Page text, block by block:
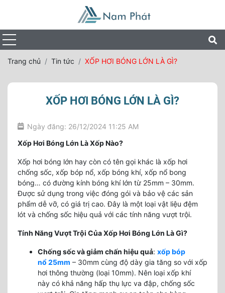
Trang chủ Tin tức XỐP HƠI BÓNG LỚN LÀ GÌ?
XỐP HƠI BÓNG LỚN LÀ GÌ?
Ngày đăng: 26/12/2024 11:25 AM
Xốp Hơi Bóng Lớn Là Xốp Nào?
Xốp hơi bóng lớn hay còn có tên gọi khác là xốp hơi
chống sốc, xốp bóp nổ, xốp bóng khí, xốp nổ bong
bóng… có đường kính bóng khí lớn từ 25mm – 30mm.
Được sử dụng trong việc đóng gói và bảo vệ các sản
phẩm dễ vỡ, có giá trị cao. Đây là một loại vật liệu đệm
lót và chống sốc hiệu quả với các tính năng vượt trội.
Tính Năng Vượt Trội Của Xốp Hơi Bóng Lớn Là Gì?
Chống sốc và giảm chấn hiệu quả: xốp bóp
nổ 25mm – 30mm cùng độ dày gia tăng so với xốp
hơi thông thường (loại 10mm). Nên loại xốp khí
này có khả năng hấp thụ lực va đập, chống sốc